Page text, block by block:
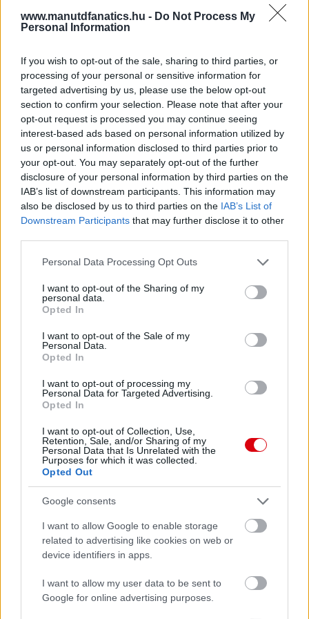
www.manutdfanatics.hu - Do Not Process My
Personal Information
If you wish to opt-out of the sale, sharing to third parties, or
processing of your personal or sensitive information for
targeted advertising by us, please use the below opt-out
section to confirm your selection. Please note that after your
opt-out request is processed you may continue seeing
interest-based ads based on personal information utilized by
us or personal information disclosed to third parties prior to
your opt-out. You may separately opt-out of the further
disclosure of your personal information by third parties on the
IAB’s list of downstream participants. This information may
also be disclosed by us to third parties on the IAB’s List of
Downstream Participants that may further disclose it to other
Please note that this website/app uses one or more Google
not limited to your visit or usage behaviour. You may click to
grant or deny consent to Google and its third-party tags to
use your data for below specified purposes in below Google
consent section.
Personal Data Processing Opt Outs
I want to opt-out of the Sharing of my
personal data.
Opted In
I want to opt-out of the Sale of my
Personal Data.
Opted In
I want to opt-out of processing my
Personal Data for Targeted Advertising.
Opted In
I want to opt-out of Collection, Use,
Retention, Sale, and/or Sharing of my
Personal Data that Is Unrelated with the
Purposes for which it was collected.
Opted Out
Google consents
I want to allow Google to enable storage
related to advertising like cookies on web or
device identifiers in apps.
I want to allow my user data to be sent to
Google for online advertising purposes.
Meccs Center
Paris Saint-Germainvs
Manchester United